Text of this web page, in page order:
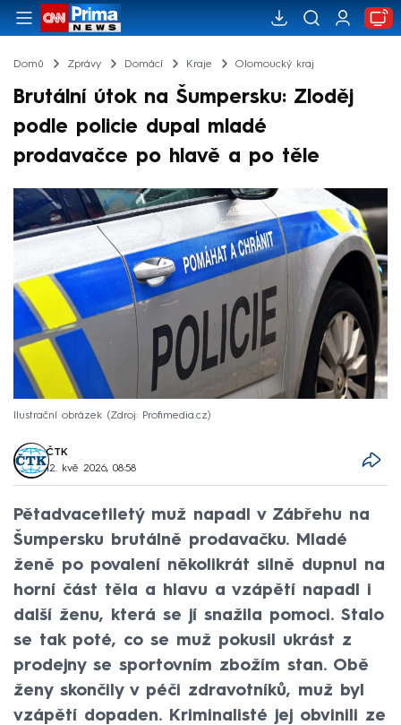
Domů Zprávy Domácí Kraje Olomoucký kraj
Brutální útok na Šumpersku: Zloděj
podle policie dupal mladé
prodavačce po hlavě a po těle
Ilustrační obrázek Zdroj: Profimedia.cz
ČTK
12. kvě 2026, 08:58
Pětadvacetiletý muž napadl v Zábřehu na
Šumpersku brutálně prodavačku. Mladé
ženě po povalení několikrát silně dupnul na
horní část těla a hlavu a vzápětí napadl i
další ženu, která se jí snažila pomoci. Stalo
se tak poté, co se muž pokusil ukrást z
prodejny se sportovním zbožím stan. Obě
ženy skončily v péči zdravotníků, muž byl
vzápětí dopaden. Kriminalisté jej obvinili ze